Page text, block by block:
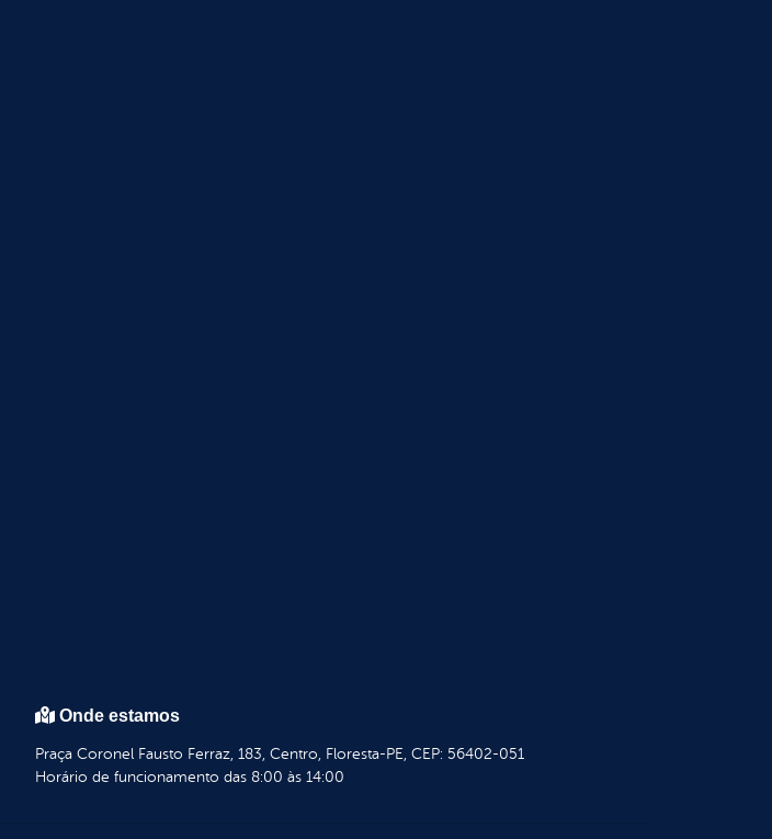
Onde estamos
Praça Coronel Fausto Ferraz, 183, Centro, Floresta-PE, CEP: 56402-051
Horário de funcionamento das 8:00 às 14:00